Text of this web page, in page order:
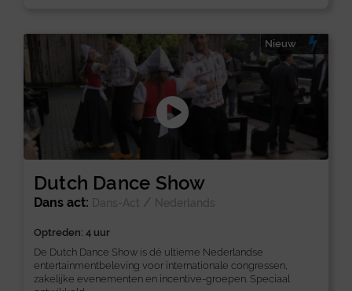
Dutch Dance Show
Nieuw
Dans act: Dans-Act / Nederlands
Optreden: 4 uur
De Dutch Dance Show is dé ultieme Nederlandse
entertainmentbeleving voor internationale congressen,
zakelijke evenementen en incentive-groepen. Speciaal